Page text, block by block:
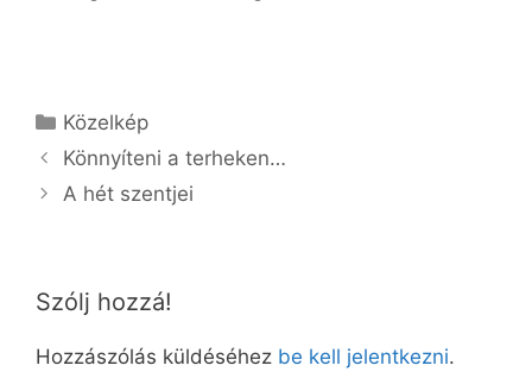
Kategória
Közelkép
Könnyíteni a terheken…
A hét szentjei
Szólj hozzá!
Hozzászólás küldéséhez be kell jelentkezni.